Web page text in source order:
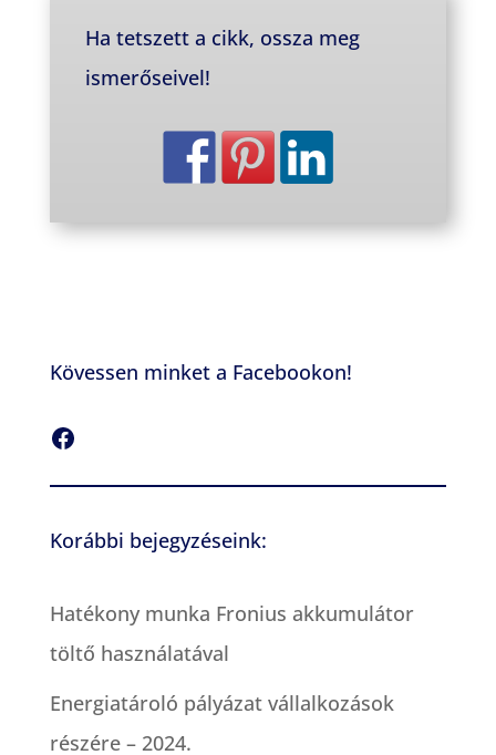
Ha tetszett a cikk, ossza meg
ismerőseivel!
Kövessen minket a Facebookon!
Facebook
Korábbi bejegyzéseink:
Hatékony munka Fronius akkumulátor
töltő használatával
Energiatároló pályázat vállalkozások
részére – 2024.